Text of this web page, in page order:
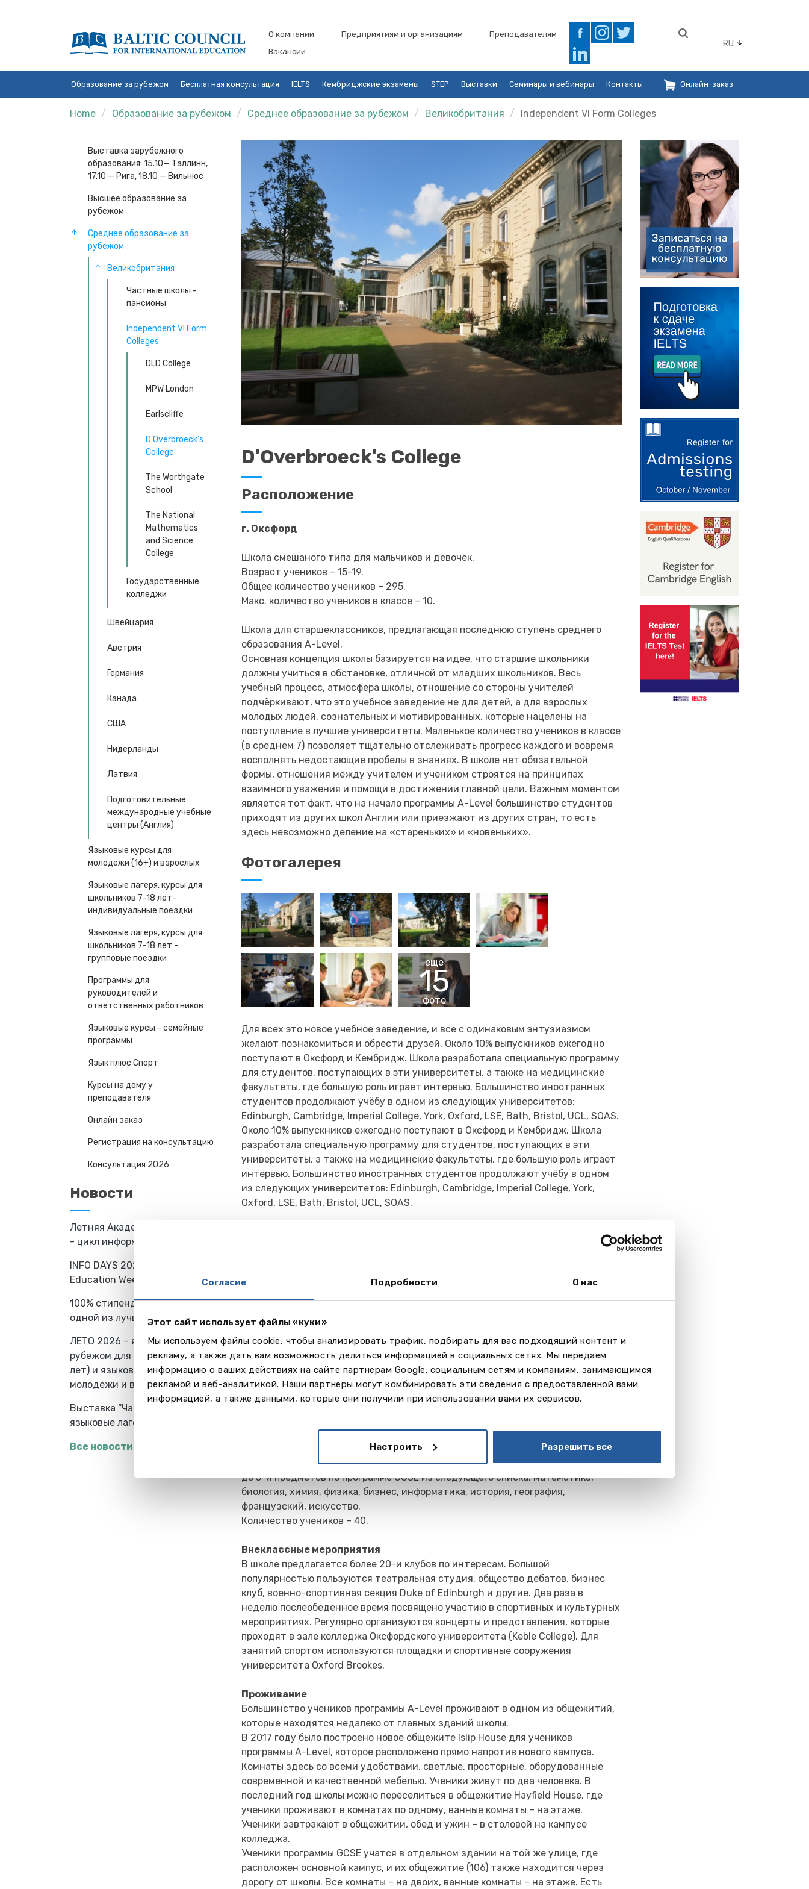
Согласие Подробности О нас
Этот сайт использует файлы «куки»
Мы используем файлы cookie, чтобы анализировать трафик, подбирать для вас подходящий контент и
рекламу, а также дать вам возможность делиться информацией в социальных сетях. Мы передаем
информацию о ваших действиях на сайте партнерам Google: социальным сетям и компаниям, занимающимся
рекламой и веб-аналитикой. Наши партнеры могут комбинировать эти сведения с предоставленной вами
информацией, а также данными, которые они получили при использовании вами их сервисов.
Настроить Разрешить все
О компании Предприятиям и организациям
Преподавателям
Вакансии
RU
Образование за рубежом Бесплатная консультация IELTS Кембриджские экзамены STEP Выставки Семинары и вебинары Контакты Онлайн-заказ
Home Образование за рубежом Среднее образование за рубежом Великобритания Independent VI Form Colleges
Выставка зарубежного
образования: 15.10— Таллинн,
17.10 — Рига, 18.10 — Вильнюс
Высшее образование за
рубежом
Среднее образование за
рубежом
Великобритания
Частные школы -
пансионы
Independent VI Form
Colleges
DLD College
MPW London
Earlscliffe
D'Overbroeck's
College
The Worthgate
School
The National
Mathematics
and Science
College
Государственные
колледжи
Швейцария
Австрия
Германия
Канада
США
Нидерланды
Латвия
Подготовительные
международные учебные
центры (Англия)
Языковые курсы для
молодежи (16+) и взрослых
Языковые лагеря, курсы для
школьников 7-18 лет-
индивидуальные поездки
Языковые лагеря, курсы для
школьников 7-18 лет -
групповые поездки
Программы для
руководителей и
ответственных работников
Языковые курсы - семейные
программы
Язык плюс Спорт
Курсы на дому у
преподавателя
Онлайн заказ
Регистрация на консультацию
Консультация 2026
Новости
Летняя Академия Baltic Council
- цикл информационных встреч
INFO DAYS 2025 - International
Education Week
100% стипендии на обучение в
одной из лучших школ Европы
ЛЕТО 2026 – языковые лагеря за
рубежом для школьников (7-18
лет) и языковые школы для
молодежи и взрослых
Выставка “Частные школы и
языковые лагеря за рубежом”
Все новости
D'Overbroeck's College
Расположение
г. Оксфорд
Школа смешаного типа для мальчиков и девочек.
Возраст учеников – 15-19.
Общее количество учеников – 295.
Макс. количество учеников в классе – 10.
Школа для старшеклассников, предлагающая последнюю ступень среднего
образования A-Level.
Основная концепция школы базируется на идее, что старшие школьники
должны учиться в обстановке, отличной от младших школьников. Весь
учебный процесс, атмосфера школы, отношение со стороны учителей
подчёркивают, что это учебное заведение не для детей, а для взрослых
молодых людей, сознательных и мотивированных, которые нацелены на
поступление в лучшие университеты. Маленькое количество учеников в классе
(в среднем 7) позволяет тщательно отслеживать прогресс каждого и вовремя
восполнять недостающие пробелы в знаниях. В школе нет обязательной
формы, отношения между учителем и учеником строятся на принципах
взаимного уважения и помощи в достижении главной цели. Важным моментом
является тот факт, что на начало программы A-Level большинство студентов
приходят из других школ Англии или приезжают из других стран, то есть
здесь невозможно деление на «стареньких» и «новеньких».
Фотогалерея
еще
15
фото
Для всех это новое учебное заведение, и все с одинаковым энтузиазмом
желают познакомиться и обрести друзей. Около 10% выпускников ежегодно
поступают в Оксфорд и Кембридж. Школа разработала специальную программу
для студентов, поступающих в эти университеты, а также на медицинские
факультеты, где большую роль играет интервью. Большинство иностранных
студентов продолжают учёбу в одном из следующих университетов:
Edinburgh, Cambridge, Imperial College, York, Oxford, LSE, Bath, Bristol, UCL, SOAS.
Около 10% выпускников ежегодно поступают в Оксфорд и Кембридж. Школа
разработала специальную программу для студентов, поступающих в эти
университеты, а также на медицинские факультеты, где большую роль играет
интервью. Большинство иностранных студентов продолжают учёбу в одном
из следующих университетов: Edinburgh, Cambridge, Imperial College, York,
Oxford, LSE, Bath, Bristol, UCL, SOAS.
4 предмета из следующего списка: математика, высшая математика, биология,
химия, физика, информатика, экономика, бухгалтерия, бизнес, английский
язык, французский, немецкий, испанский, русский, японский, итальянский,
психология, социология, классические цивилизации, музыка, музыкальные
технологии, фотография, драма и театральное искусство, кинематограф,
керамика, искусство и дизайн, история искусства, спорт.
Количество учеников – 255.
One-year IGCSE
Программа для иностранных студентов по подготовке к поступлению на A-
Level. Минимальный возраст – 15 лет. Большое внимание уделяется
совершенствованию навыков академического английского. Ученики изучают
до 5-и предметов по программе GCSE из следующего списка: математика,
биология, химия, физика, бизнес, информатика, история, география,
французский, искусство.
Количество учеников – 40.
Внеклассные мероприятия
В школе предлагается более 20-и клубов по интересам. Большой
популярностью пользуются театральная студия, общество дебатов, бизнес
клуб, военно-спортивная секция Duke of Edinburgh и другие. Два раза в
неделю послеобеденное время посвящено участию в спортивных и культурных
мероприятиях. Регулярно организуются концерты и представления, которые
проходят в зале колледжа Оксфордского университета (Keble College). Для
занятий спортом используются площадки и спортивные сооружения
университета Oxford Brookes.
Проживание
Большинство учеников программы A-Level проживают в одном из общежитий,
которые находятся недалеко от главных зданий школы.
В 2017 году было построено новое общежите Islip House для учеников
программы A-Level, которое расположено прямо напротив нового кампуса.
Комнаты здесь со всеми удобствами, светлые, просторные, оборудованные
современной и качественной мебелью. Ученики живут по два человека. В
последний год школы можно переселиться в общежитие Hayfield House, где
ученики проживают в комнатах по одному, ванные комнаты – на этаже.
Ученики завтракают в общежитии, обед и ужин – в столовой на кампусе
колледжа.
Ученики программы GCSE учатся в отдельном здании на той же улице, где
расположен основной кампус, и их общежитие (106) также находится через
дорогу от школы. Все комнаты – на двоих, ванные комнаты – на этаже. Есть